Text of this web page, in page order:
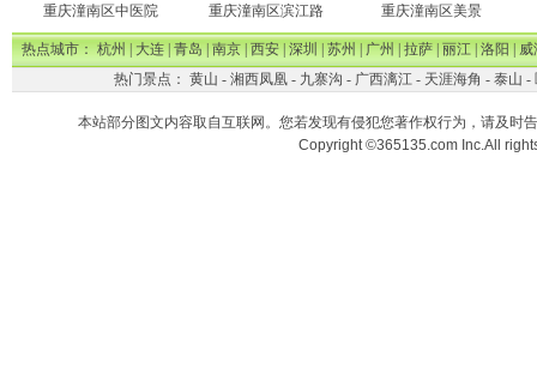
重庆潼南区中医院 重庆潼南区滨江路 重庆潼南区美景
热点城市：杭州|大连|青岛|南京|西安|深圳|苏州|广州|拉萨|丽江|洛阳|威
热门景点： 黄山 - 湘西凤凰- 九寨沟 - 广西漓江- 天涯海角 - 泰山 -
本站部分图文内容取自互联网。您若发现有侵犯您著作权行为，请及时
Copyright ©365135.com Inc.All